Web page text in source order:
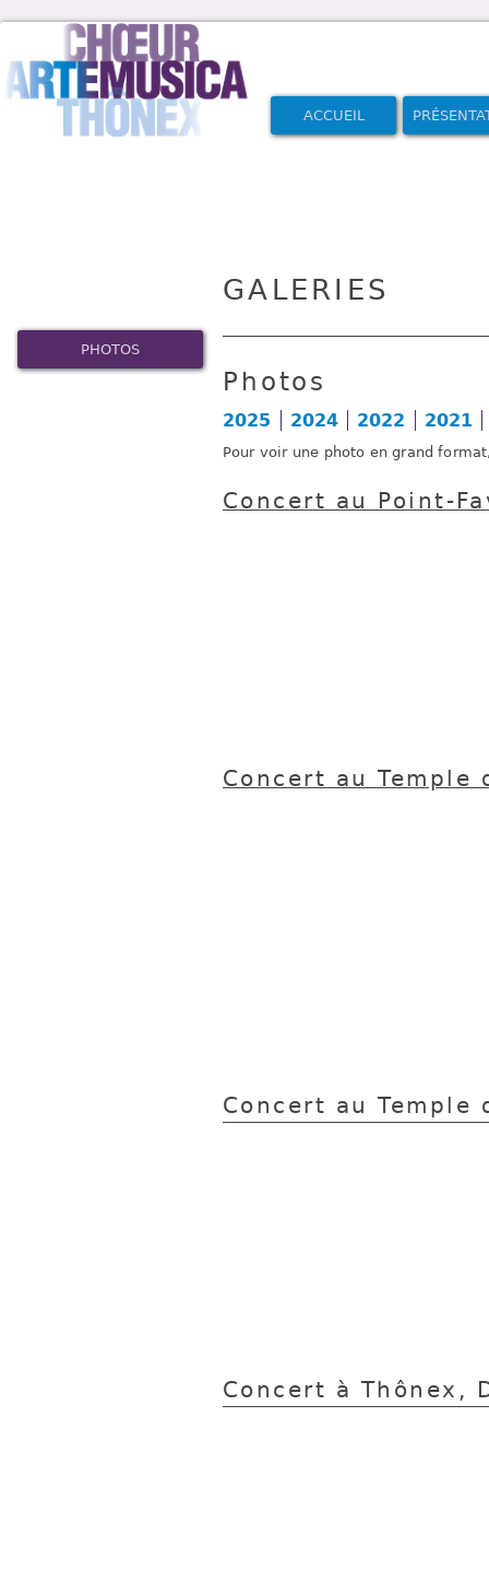
ACCUEIL
PHOTOS
GALERIES
Photos
2025 2024 2022 2021
Pour voir une photo en grand
Concert au Point-
Concert au Temple
Concert au
Concert à Thônex,